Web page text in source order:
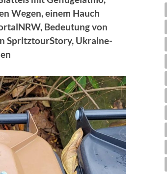
Wegen, einem Hauch
Bedeutung von
SpritztourStory, Ukraine-